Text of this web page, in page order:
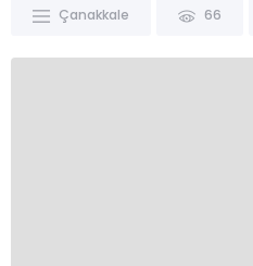
Çanakkale 66